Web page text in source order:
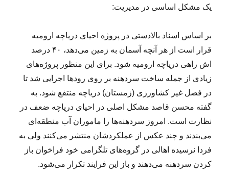
یک مشکل اساسی در مدیریت:
بر اساس اسناد بالادستی در پروژه احیای دریاچه ارومیه
قرار است از هر آنچه آسمان به زمین می‌دهد، ۴۰ درصد
اش راهی دریاچه ارومیه شود. برای این منظور پروژه‌های
زیادی از جمله ساخت سردهنه بر روی رودها اجرایی شد تا
در فصل غیر کشاورزی (زمستان) دریاچه منتفع شود. به
گفته محسن قاصد مشکل اصلی در احیای دریاچه ضعف در
نظارت است. امروز سردهنه‌ها را ماموران آب منطقه‌ای
می‌بندند و چند عکس از عملکردشان منتشر می‌کنند ولی به
فردا نرسیده اهالی در گروه‌های تلگرامی خود فراخوان باز
کردن سردهنه می‌دهند و باز این فرایند تکرار می‌شود.